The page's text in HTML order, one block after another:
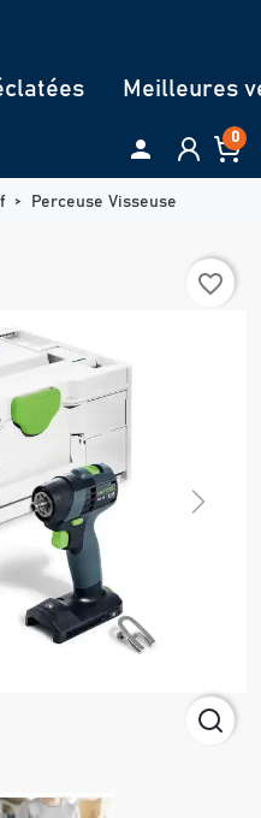
Meilleures
 0
Perceuse Visseuse
favorite_border
Next